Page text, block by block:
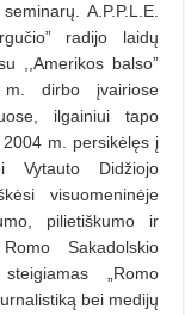
A.P.P.L.E.
radijo laidų
,,Amerikos balso”
dirbo įvairiose
ilgainiui tapo
2004 m. persikėlęs į
Vytauto Didžiojo
visuomeninėje
pilietiškumo ir
Sakadolskio
„Romo
bei medijų